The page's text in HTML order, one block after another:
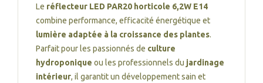
Le réflecteur LED PAR20 horticole 6,2W E14
combine performance, efficacité énergétique et
lumière adaptée à la croissance des plantes.
Parfait pour les passionnés de culture
hydroponique ou les professionnels du jardinage
intérieur, il garantit un développement sain et